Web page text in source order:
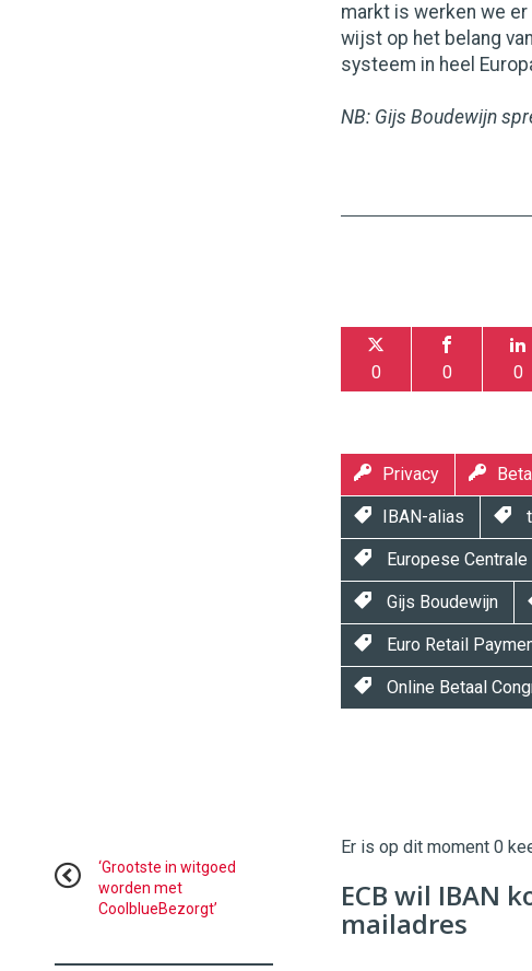
markt is werken we er
wijst op het belang
systeem in heel
NB: Gijs Boudewijn
0 0 0
Privacy
IBAN-alias
Europese Centrale
Gijs Boudewijn
Euro Retail
Online Betaal
Digital
96 54
Er is op dit moment 0
ECB wil IBAN
mailadres
‘Grootste in witgoed
worden met
CoolblueBezorgt’